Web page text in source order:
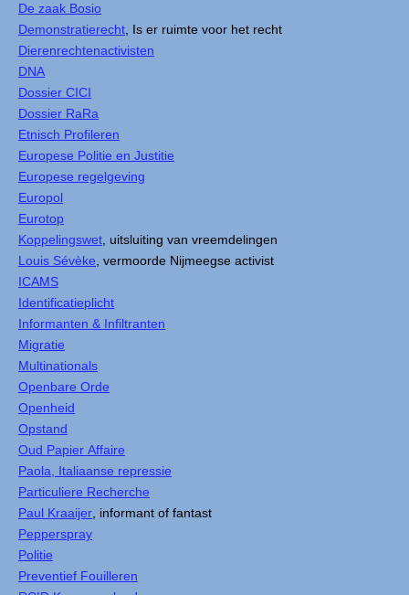
De zaak Bosio
Demonstratierecht , Is er ruimte voor het recht
Dierenrechtenactivisten
DNA
Dossier CICI
Dossier RaRa
Etnisch Profileren
Europese Politie en Justitie
Europese regelgeving
Europol
Eurotop
Koppelingswet , uitsluiting van vreemdelingen
Louis Sévèke , vermoorde Nijmeegse activist
ICAMS
Identificatieplicht
Informanten & Infiltranten
Migratie
Multinationals
Openbare Orde
Openheid
Opstand
Oud Papier Affaire
Paola, Italiaanse repressie
Particuliere Recherche
Paul Kraaijer , informant of fantast
Pepperspray
Politie
Preventief Fouilleren